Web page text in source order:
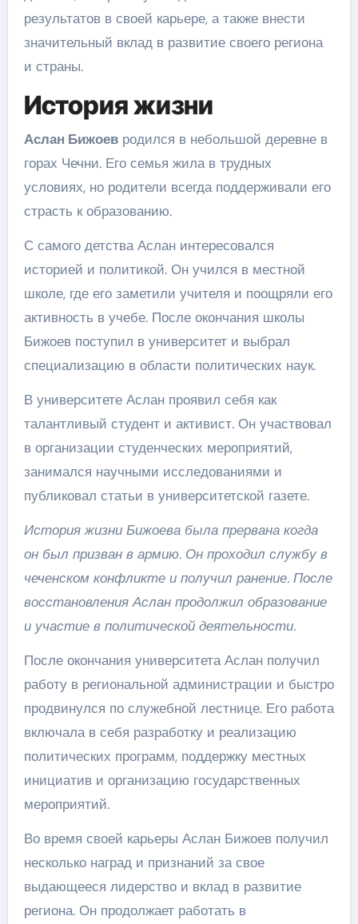
результатов в своей карьере, а также внести
значительный вклад в развитие своего региона
и страны.
История жизни
Аслан Бижоевродился в небольшой деревне в
горах Чечни. Его семья жила в трудных
условиях, но родители всегда поддерживали его
страсть к образованию.
С самого детства Аслан интересовался
историей и политикой. Он учился в местной
школе, где его заметили учителя и поощряли его
активность в учебе. После окончания школы
Бижоев поступил в университет и выбрал
специализацию в области политических наук.
В университете Аслан проявил себя как
талантливый студент и активист. Он участвовал
в организации студенческих мероприятий,
занимался научными исследованиями и
публиковал статьи в университетской газете.
История жизни Бижоева была прервана когда
он был призван в армию. Он проходил службу в
чеченском конфликте и получил ранение. После
восстановления Аслан продолжил образование
и участие в политической деятельности.
После окончания университета Аслан получил
работу в региональной администрации и быстро
продвинулся по служебной лестнице. Его работа
включала в себя разработку и реализацию
политических программ, поддержку местных
инициатив и организацию государственных
мероприятий.
Во время своей карьеры Аслан Бижоев получил
несколько наград и признаний за свое
выдающееся лидерство и вклад в развитие
региона. Он продолжает работать в